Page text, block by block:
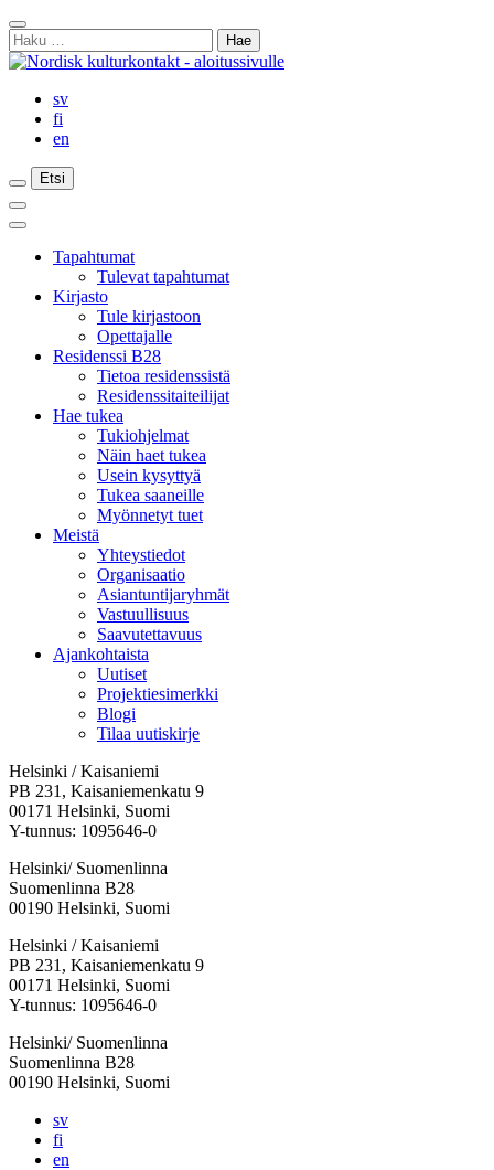
Siirry
sisältöön
Sulje
haku
Haku:
sv
fi
en
Etsi
Etsi
Etsi
Päävalikko
Sulje
päävalikkoTapahtumat
Tulevat tapahtumat
Kirjasto
Tule kirjastoon
Opettajalle
Residenssi B28
Tietoa residenssistä
Residenssitaiteilijat
Hae tukea
Tukiohjelmat
Näin haet tukea
Usein kysyttyä
Tukea saaneille
Myönnetyt tuet
Meistä
Yhteystiedot
Organisaatio
Asiantuntijaryhmät
Vastuullisuus
Saavutettavuus
Ajankohtaista
Uutiset
Projektiesimerkki
Blogi
Tilaa uutiskirje
Helsinki / Kaisaniemi
PB 231, Kaisaniemenkatu 9
00171 Helsinki, Suomi
Y-tunnus: 1095646-0
Helsinki/ Suomenlinna
Suomenlinna B28
00190 Helsinki, Suomi
Facebook:
Avataan
uuteen
välilehteen
Instagram:
Avataan
uuteen
välilehteen
TikTok:
Avataan
uuteen
välilehteen
Youtube:
Avataan
uuteen
välilehteen
Vimeo:
Avataan
uuteen
välilehteen
Helsinki / Kaisaniemi
PB 231, Kaisaniemenkatu 9
00171 Helsinki, Suomi
Y-tunnus: 1095646-0
Helsinki/ Suomenlinna
Suomenlinna B28
00190 Helsinki, Suomi
sv
fi
en